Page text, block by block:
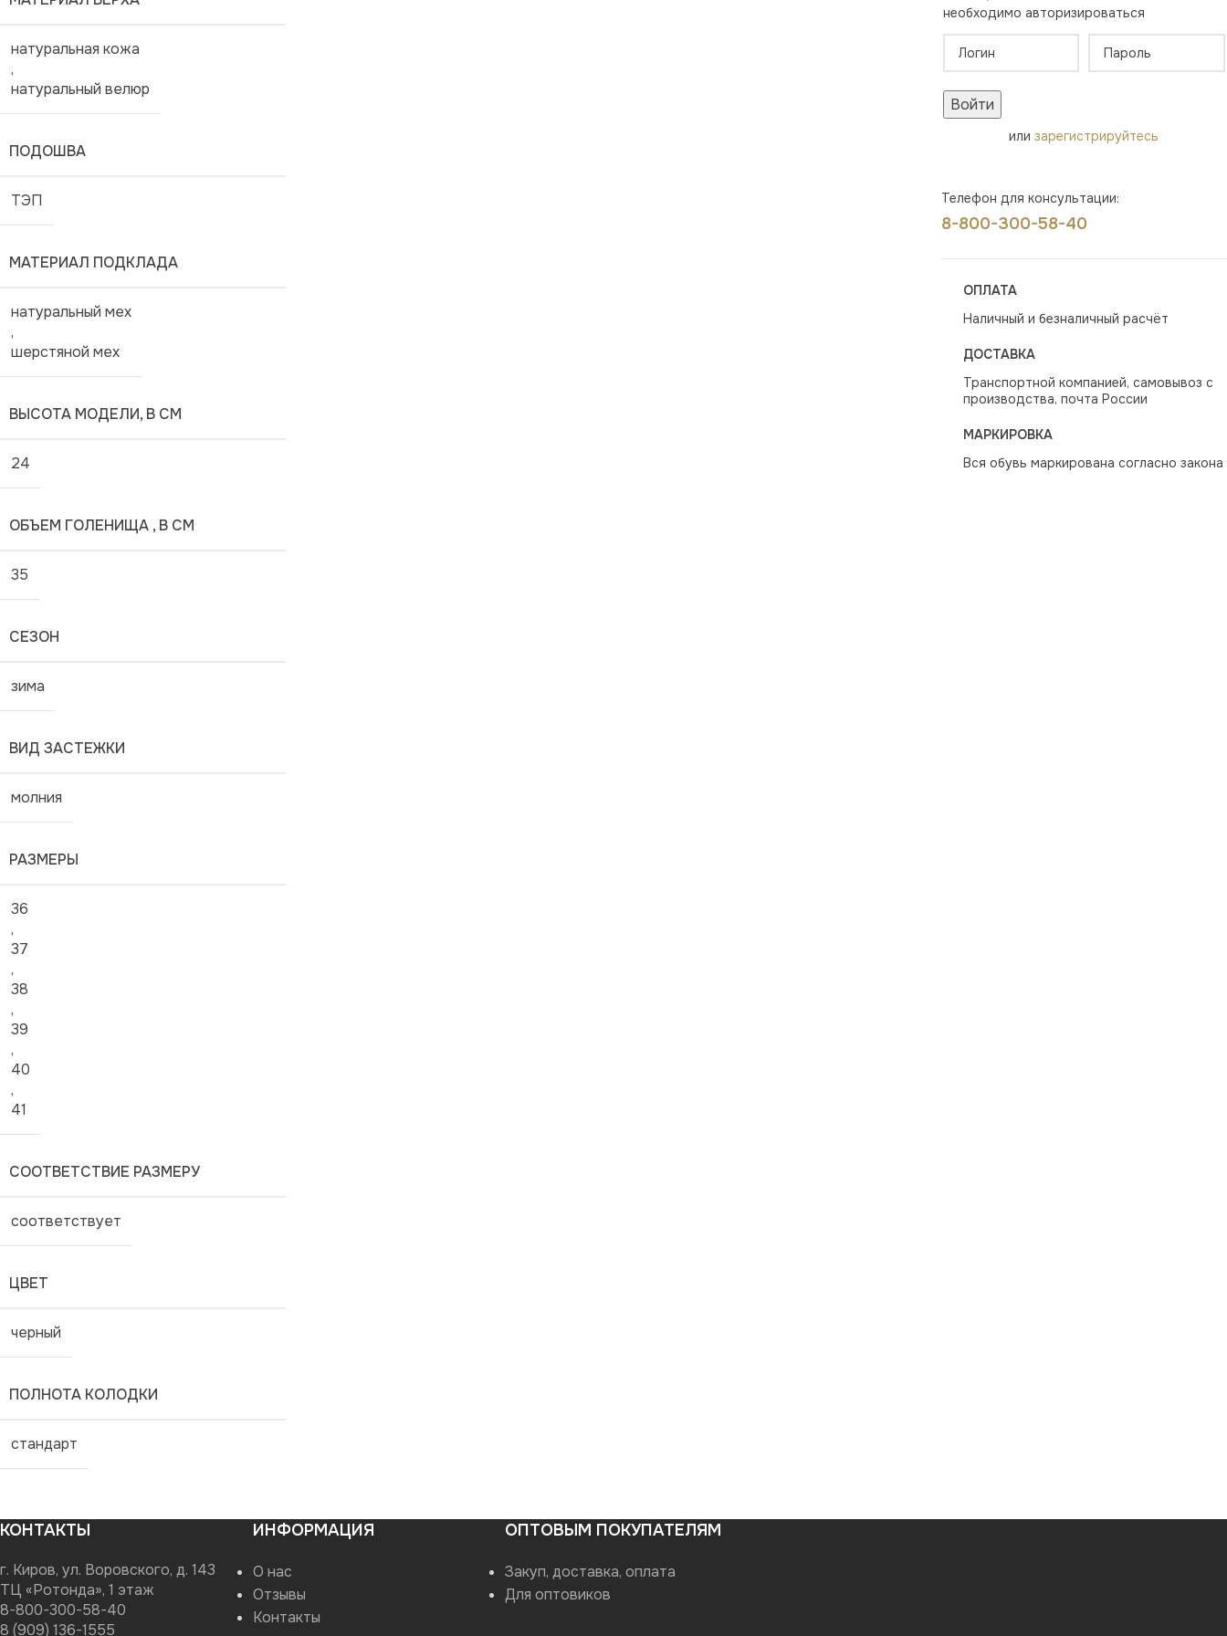
натуральная кожа
,
натуральный велюр
ПОДОШВА
ТЭП
МАТЕРИАЛ ПОДКЛАДА
натуральный мех
,
шерстяной мех
ВЫСОТА МОДЕЛИ, В СМ
24
ОБЪЕМ ГОЛЕНИЩА , В СМ
35
СЕЗОН
зима
ВИД ЗАСТЕЖКИ
молния
РАЗМЕРЫ
36
,
37
,
38
,
39
,
40
,
41
СООТВЕТСТВИЕ РАЗМЕРУ
соответствует
ЦВЕТ
черный
ПОЛНОТА КОЛОДКИ
стандарт
необходимо авторизироваться
Войти
илизарегистрируйтесь
Телефон для консультации:
8-800-300-58-40
ОПЛАТА
Наличный и безналичный расчёт
ДОСТАВКА
Транспортной компанией, самовывоз с
производства, почта России
МАРКИРОВКА
Вся обувь маркирована согласно закона
КОНТАКТЫ
г. Киров, ул. Воровского, д. 143
ТЦ «Ротонда», 1 этаж
8-800-300-58-40
8 (909) 136-1555
ИНФОРМАЦИЯ
О нас
Отзывы
Контакты
ОПТОВЫМ ПОКУПАТЕЛЯМ
Закуп, доставка, оплата
Для оптовиков